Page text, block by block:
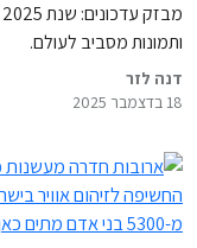
ותמונות מסביב לעולם.
דנה לזר
18 בדצמבר 2025